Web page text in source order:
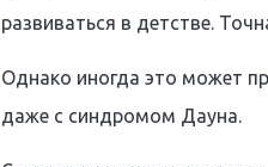
развиваться в детстве.
Однако иногда это может
даже с синдромом Дауна.